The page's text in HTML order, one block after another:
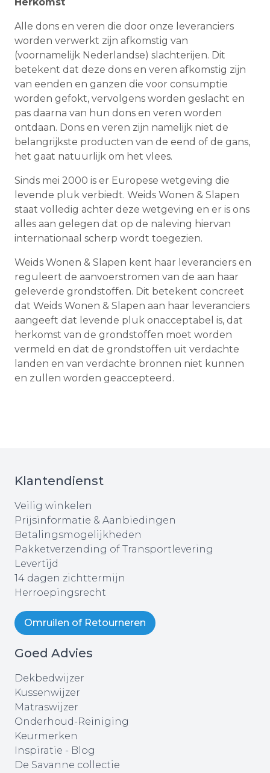
Alle dons en veren die door onze leveranciers
worden verwerkt zijn afkomstig van
(voornamelijk Nederlandse) slachterijen. Dit
betekent dat deze dons en veren afkomstig zijn
van eenden en ganzen die voor consumptie
worden gefokt, vervolgens worden geslacht en
pas daarna van hun dons en veren worden
ontdaan. Dons en veren zijn namelijk niet de
belangrijkste producten van de eend of de gans,
het gaat natuurlijk om het vlees.
Sinds mei 2000 is er Europese wetgeving die
levende pluk verbiedt. Weids Wonen & Slapen
staat volledig achter deze wetgeving en er is ons
alles aan gelegen dat op de naleving hiervan
internationaal scherp wordt toegezien.
Weids Wonen & Slapen kent haar leveranciers en
reguleert de aanvoerstromen van de aan haar
geleverde grondstoffen. Dit betekent concreet
dat Weids Wonen & Slapen aan haar leveranciers
aangeeft dat levende pluk onacceptabel is, dat
herkomst van de grondstoffen moet worden
vermeld en dat de grondstoffen uit verdachte
landen en van verdachte bronnen niet kunnen
en zullen worden geaccepteerd.
Klantendienst
Veilig winkelen
Prijsinformatie & Aanbiedingen
Betalingsmogelijkheden
Pakketverzending of Transportlevering
Levertijd
14 dagen zichttermijn
Herroepingsrecht
Omruilen of Retourneren
Goed Advies
Dekbedwijzer
Kussenwijzer
Matraswijzer
Onderhoud-Reiniging
Keurmerken
Inspiratie - Blog
De Savanne collectie